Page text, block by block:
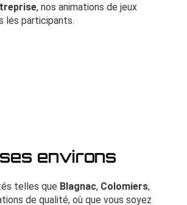
, nos animations de jeux
les participants.
environs
telles que Blagnac, Colomiers,
de qualité, où que vous soyez